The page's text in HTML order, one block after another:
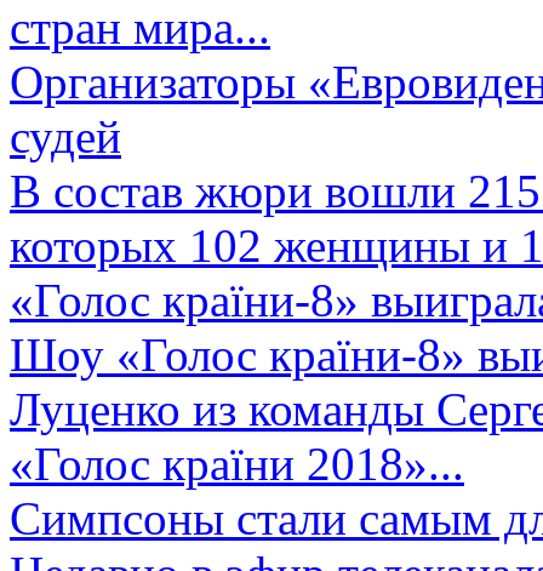
стран мира...
Организаторы
судей
В состав жюри вошли 215
которых 102 женщины и
«Голос країни-8»
Шоу «Голос країни-8»
Луценко из команды
«Голос країни 2018»...
Симпсоны стали самым